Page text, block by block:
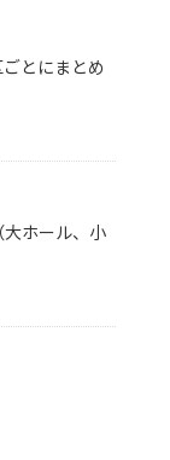
とにまとめ
ホール、小